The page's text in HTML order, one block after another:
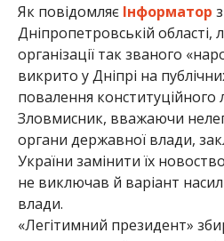
Як повідомляє Інформатор
Дніпропетровській області,
організації так званого
викрито у Дніпрі на
повалення конституційного
Зловмисник, вважаючи
органи державної влади,
України замінити їх
не виключав й варіант
влади.
«Легітимний президент»